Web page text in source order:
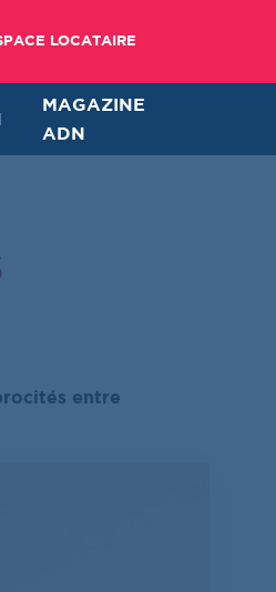
LOCATAIRE
MAGAZINE
ADN
entre